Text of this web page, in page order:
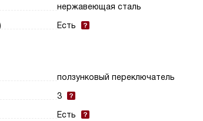
нержавеющая сталь
Есть
ползунковый переключатель
3
Есть